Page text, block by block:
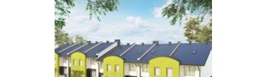
VISUALFORM
Sierpień 2015r.